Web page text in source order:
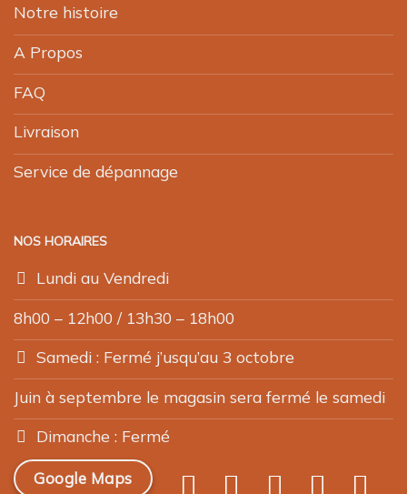
Notre histoire
A Propos
FAQ
Livraison
Service de dépannage
NOS HORAIRES
Lundi au Vendredi
8h00 – 12h00 / 13h30 – 18h00
Samedi : Fermé j’usqu’au 3 octobre
Juin à septembre le magasin sera fermé le samedi
Dimanche : Fermé
Google Maps